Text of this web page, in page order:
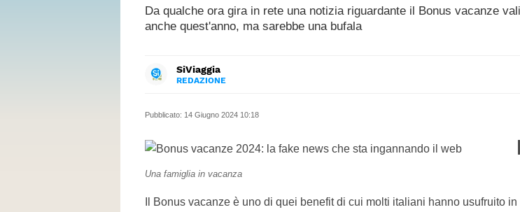
con
animali
Cile
Thailandia
Vietnam
Africa
Marocco
Egitto
Australia
Da qualche ora gira in rete una notizia riguardante il Bonus vacanze
anche quest'anno, ma sarebbe una bufala
SiViaggia
REDAZIONE
Pubblicato: 14 Giugno 2024 10:18
Una famiglia in vacanza
Il Bonus vacanze è uno di quei benefit di cui molti italiani hanno usufruito in